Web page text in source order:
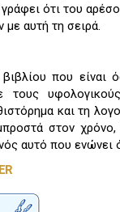
ότι του
με αυτή τη σειρά.
που είναι
και τη
στον
αυτό που